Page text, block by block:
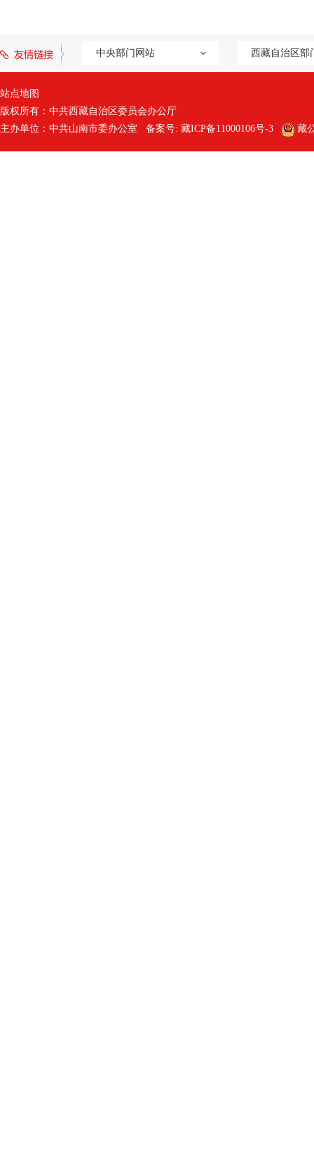
中央部门网站 西藏自治区部
站点地图
版权所有：中共西藏自治区委员会办公厅
主办单位：中共山南市委办公室 备案号: 藏ICP备11000106号-3 藏